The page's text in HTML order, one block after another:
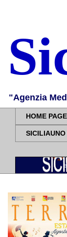
"Agenzia
HOME PAGE
di genere, rilasciati i